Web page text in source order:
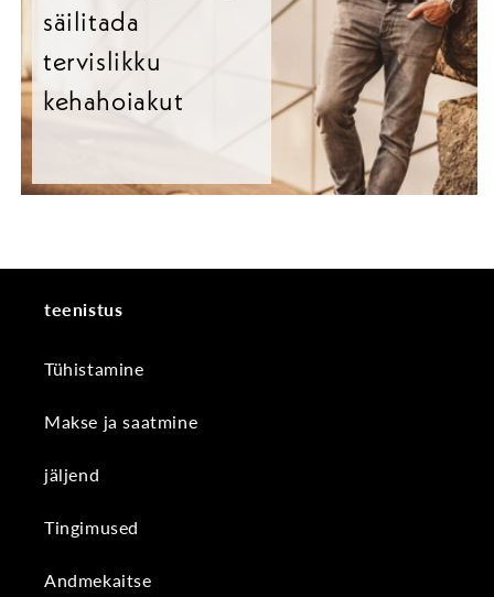
säilitada
tervislikku
kehahoiakut
teenistus
Tühistamine
Makse ja saatmine
jäljend
Tingimused
Andmekaitse